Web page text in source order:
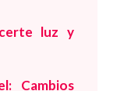
luz y
Cambios